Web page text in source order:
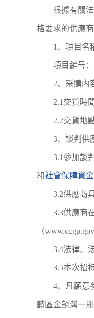
根據有關
格要求的供應商
1、項目名
項目編号
2、采購内
2.1交貨時
2.2交貨地
3、談判供
3.1參加談
和社會保障資金
3.2供應商
3.3供應商
（
3.4法律、
3.5本次招
4、凡願意
麟區金麟灣一